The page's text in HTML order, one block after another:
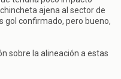
ajena al sector de
gol confirmado, pero bueno,
sobre la alineación a estas